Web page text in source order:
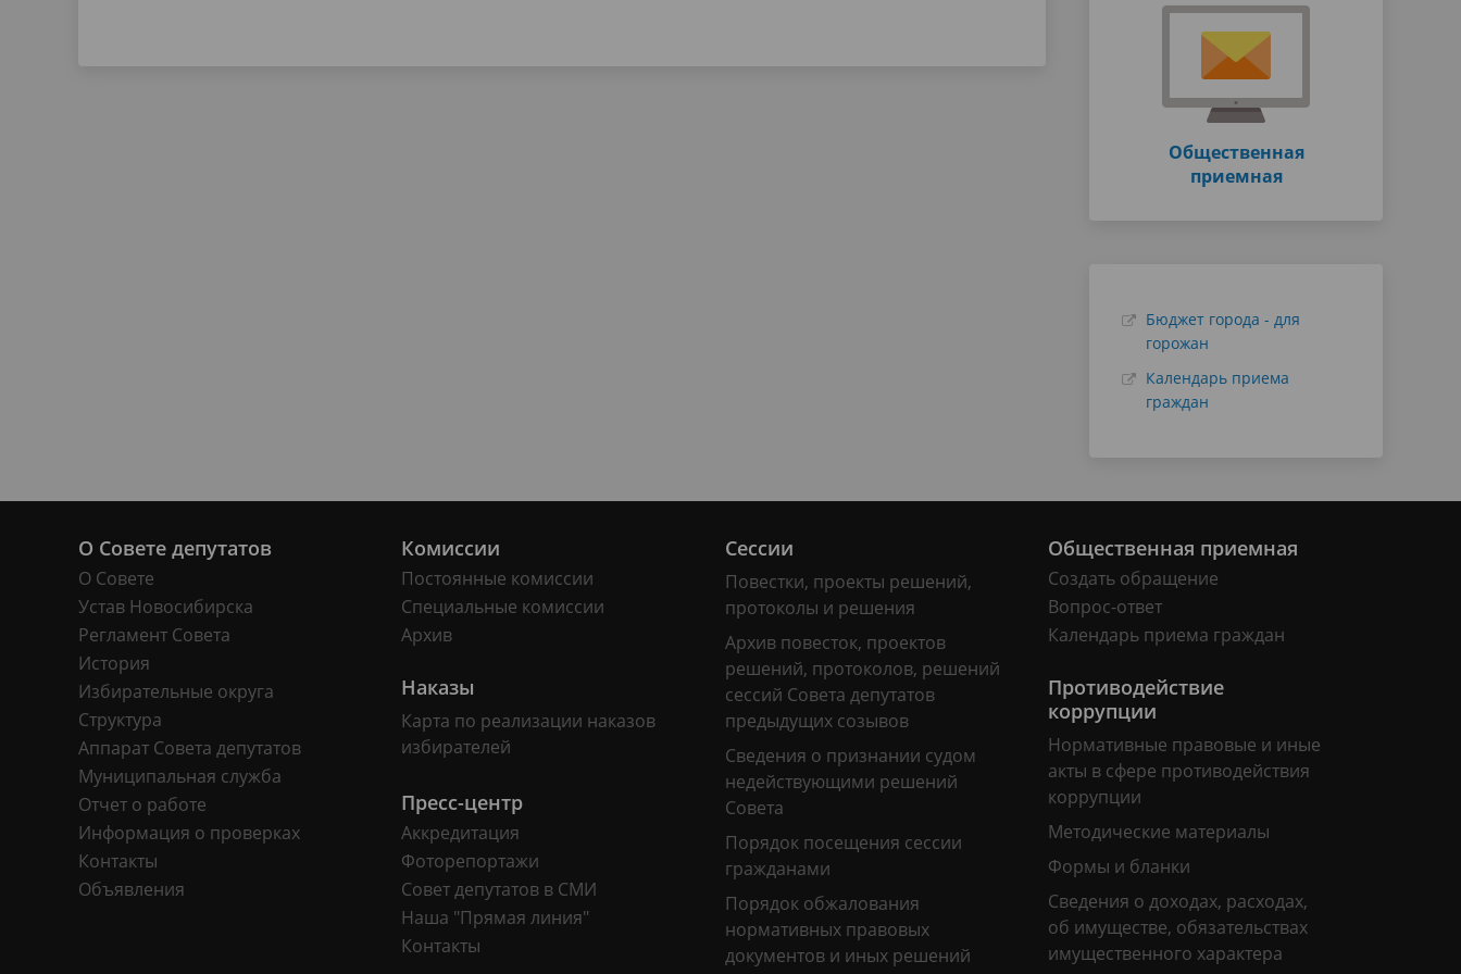
Общественная
приемная
Бюджет города - для
горожан
Календарь приема
граждан
О Совете депутатов
О Совете
Устав Новосибирска
Регламент Совета
История
Избирательные округа
Структура
Аппарат Совета депутатов
Муниципальная служба
Отчет о работе
Информация о проверках
Контакты
Объявления
Комиссии
Постоянные комиссии
Специальные комиссии
Архив
Сессии
Повестки, проекты решений,
протоколы и решения
Архив повесток, проектов
решений, протоколов, решений
сессий Совета депутатов
предыдущих созывов
Сведения о признании судом
недействующими решений
Совета
Порядок посещения сессии
гражданами
Порядок обжалования
нормативных правовых
документов и иных решений
Общественная приемная
Создать обращение
Вопрос-ответ
Календарь приема граждан
Наказы
Карта по реализации наказов
избирателей
Противодействие
коррупции
Нормативные правовые и иные
акты в сфере противодействия
коррупции
Методические материалы
Формы и бланки
Сведения о доходах, расходах,
об имуществе, обязательствах
имущественного характера
Пресс-центр
Аккредитация
Фоторепортажи
Совет депутатов в СМИ
Наша "Прямая линия"
Контакты